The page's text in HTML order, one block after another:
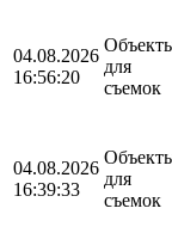
04.08.2026
16:56:20
для
съемок
04.08.2026
16:39:33
для
съемок